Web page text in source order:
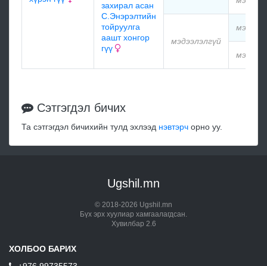
захирал асан
С.Энэрэлтийн
тойруулга
аашт хонгор
гүү
мэдээлэлгүй
Сэтгэгдэл бичих
Та сэтгэгдэл бичихийн тулд эхлээд нэвтэрч орно уу.
Ugshil.mn
© 2018-2026 Ugshil.mn
Бүх эрх хуулиар хамгаалагдсан.
Хувилбар 2.6
ХОЛБОО БАРИХ